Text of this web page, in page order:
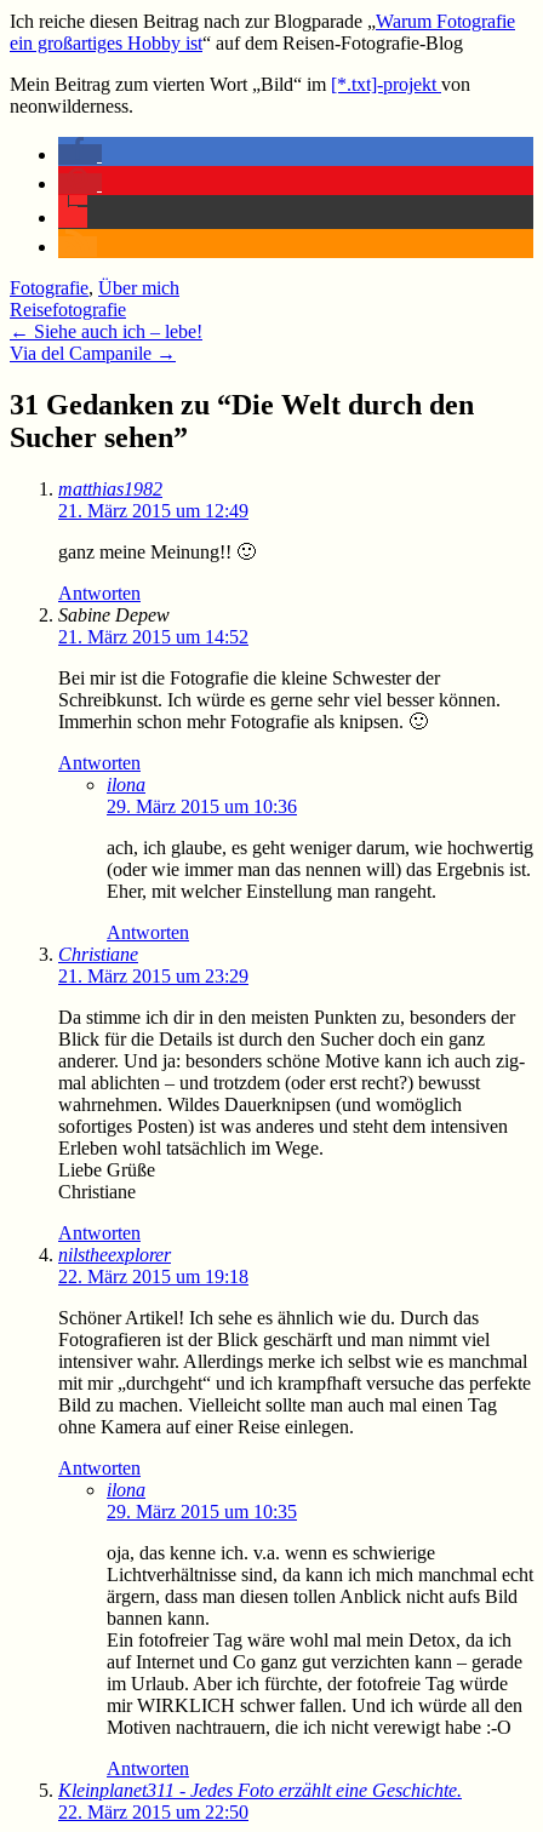
Ich reiche diesen Beitrag nach zur Blogparade „Warum Fotografie
ein großartiges Hobby ist“ auf dem Reisen-Fotografie-Blog
Mein Beitrag zum vierten Wort „Bild“ im [*.txt]-projekt von
neonwilderness.
Fotografie, Über mich
Reisefotografie
Beitragsnavigation
← Siehe auch ich – lebe!
Via del Campanile →
31 Gedanken zu “Die Welt durch den
Sucher sehen”
matthias1982
21. März 2015 um 12:49
ganz meine Meinung!! 🙂
Antworten
Sabine Depew
21. März 2015 um 14:52
Bei mir ist die Fotografie die kleine Schwester der
Schreibkunst. Ich würde es gerne sehr viel besser können.
Immerhin schon mehr Fotografie als knipsen. 🙂
Antworten
ilona
29. März 2015 um 10:36
ach, ich glaube, es geht weniger darum, wie hochwertig
(oder wie immer man das nennen will) das Ergebnis ist.
Eher, mit welcher Einstellung man rangeht.
Antworten
Christiane
21. März 2015 um 23:29
Da stimme ich dir in den meisten Punkten zu, besonders der
Blick für die Details ist durch den Sucher doch ein ganz
anderer. Und ja: besonders schöne Motive kann ich auch zig-
mal ablichten – und trotzdem (oder erst recht?) bewusst
wahrnehmen. Wildes Dauerknipsen (und womöglich
sofortiges Posten) ist was anderes und steht dem intensiven
Erleben wohl tatsächlich im Wege.
Liebe Grüße
Christiane
Antworten
nilstheexplorer
22. März 2015 um 19:18
Schöner Artikel! Ich sehe es ähnlich wie du. Durch das
Fotografieren ist der Blick geschärft und man nimmt viel
intensiver wahr. Allerdings merke ich selbst wie es manchmal
mit mir „durchgeht“ und ich krampfhaft versuche das perfekte
Bild zu machen. Vielleicht sollte man auch mal einen Tag
ohne Kamera auf einer Reise einlegen.
Antworten
ilona
29. März 2015 um 10:35
oja, das kenne ich. v.a. wenn es schwierige
Lichtverhältnisse sind, da kann ich mich manchmal echt
ärgern, dass man diesen tollen Anblick nicht aufs Bild
bannen kann.
Ein fotofreier Tag wäre wohl mal mein Detox, da ich
auf Internet und Co ganz gut verzichten kann – gerade
im Urlaub. Aber ich fürchte, der fotofreie Tag würde
mir WIRKLICH schwer fallen. Und ich würde all den
Motiven nachtrauern, die ich nicht verewigt habe :-O
Antworten
Kleinplanet311 - Jedes Foto erzählt eine Geschichte.
22. März 2015 um 22:50